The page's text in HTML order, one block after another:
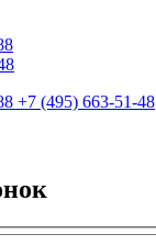
+7 (495) 663-51-48